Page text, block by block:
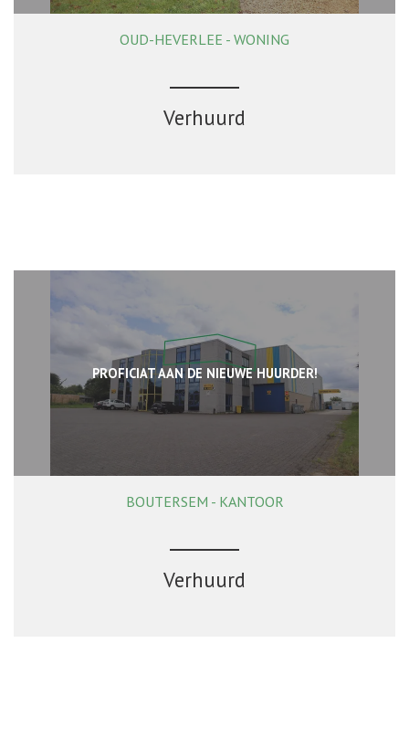
180 m² 2 1
OUD-HEVERLEE - WONING
Verhuurd
PROFICIAT AAN DE NIEUWE HUURDER!
125 m²
BOUTERSEM - KANTOOR
Verhuurd